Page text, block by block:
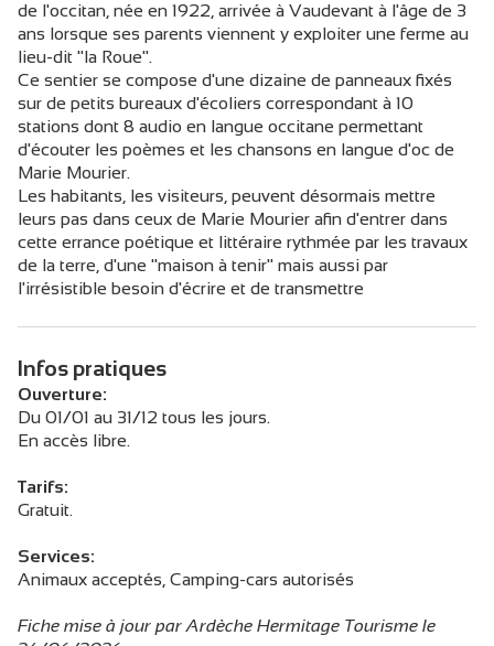
de l'occitan, née en 1922, arrivée à Vaudevant à l'âge de 3
ans lorsque ses parents viennent y exploiter une ferme au
lieu-dit "la Roue".
Ce sentier se compose d'une dizaine de panneaux fixés
sur de petits bureaux d'écoliers correspondant à 10
stations dont 8 audio en langue occitane permettant
d'écouter les poèmes et les chansons en langue d'oc de
Marie Mourier.
Les habitants, les visiteurs, peuvent désormais mettre
leurs pas dans ceux de Marie Mourier afin d'entrer dans
cette errance poétique et littéraire rythmée par les travaux
de la terre, d'une "maison à tenir" mais aussi par
l'irrésistible besoin d'écrire et de transmettre
Infos pratiques
Ouverture:
Du 01/01 au 31/12 tous les jours.
En accès libre.
Tarifs:
Gratuit.
Services:
Animaux acceptés, Camping-cars autorisés
Fiche mise à jour par Ardèche Hermitage Tourisme le